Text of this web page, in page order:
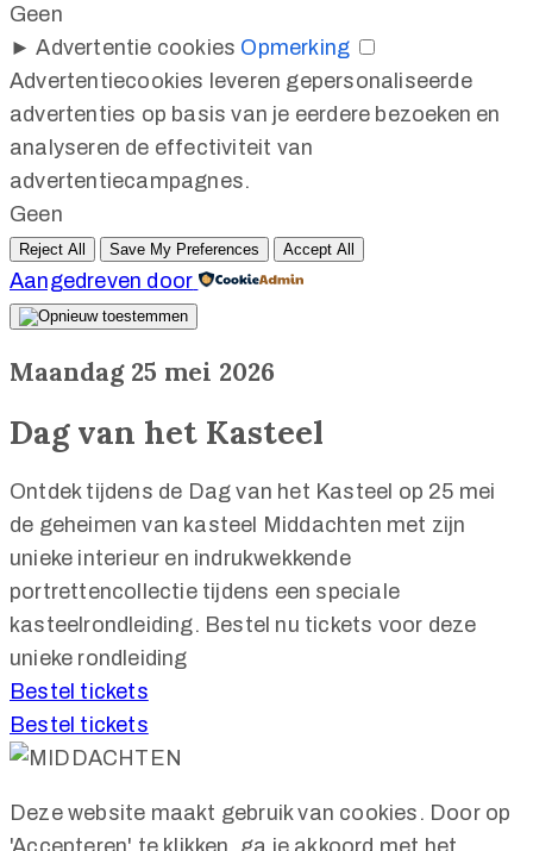
Geen
► Advertentie cookies Opmerking
Advertentiecookies leveren gepersonaliseerde
advertenties op basis van je eerdere bezoeken en
analyseren de effectiviteit van
advertentiecampagnes.
Geen
Reject All Save My Preferences Accept All
Aangedreven door
Maandag 25 mei 2026
Dag van het Kasteel
Ontdek tijdens de Dag van het Kasteel op 25 mei
de geheimen van kasteel Middachten met zijn
unieke interieur en indrukwekkende
portrettencollectie tijdens een speciale
kasteelrondleiding. Bestel nu tickets voor deze
unieke rondleiding
Bestel tickets
Bestel tickets
Deze website maakt gebruik van cookies. Door op